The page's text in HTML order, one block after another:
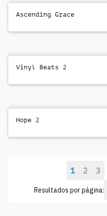
Ascending Grace
Vinyl Beats 2
Hope 2
Resultados por página:
1 2 3